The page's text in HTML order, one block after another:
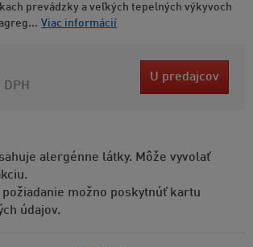
prevádzky a veľkých tepelných výkyvoch
Viac informácií
DPH
U predajcov
alergénne látky. Môže vyvolať
požiadanie možno poskytnúť kartu
údajov.